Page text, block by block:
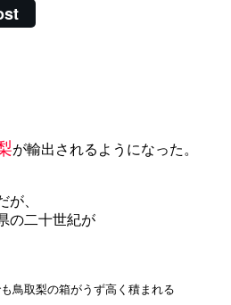
が輸出されるようになった。
が、
の二十世紀が
鳥取梨の箱がうず高く積まれる